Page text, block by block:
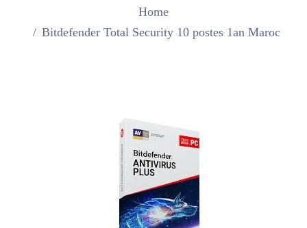
Home
Bitdefender Total Security 10 postes 1an Maroc